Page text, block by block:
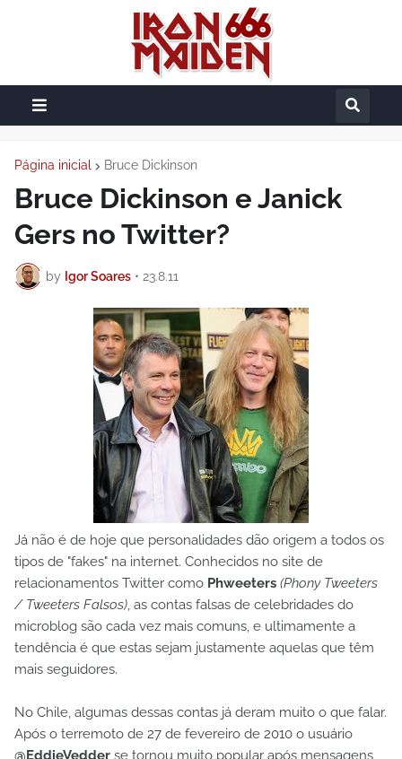
Página inicial Bruce Dickinson
Bruce Dickinson e Janick
Gers no Twitter?
by Igor Soares • 23.8.11
Já não é de hoje que personalidades dão origem a todos os
tipos de "fakes" na internet. Conhecidos no site de
relacionamentos Twitter como Phweeters (Phony Tweeters
/ Tweeters Falsos), as contas falsas de celebridades do
microblog são cada vez mais comuns, e ultimamente a
tendência é que estas sejam justamente aquelas que têm
mais seguidores.
No Chile, algumas dessas contas já deram muito o que falar.
Após o terremoto de 27 de fevereiro de 2010 o usuário
@EddieVedder se tornou muito popular após mensagens